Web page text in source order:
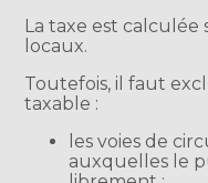
La taxe est calculée
locaux.
Toutefois, il faut
taxable :
les voies de
auxquelles le